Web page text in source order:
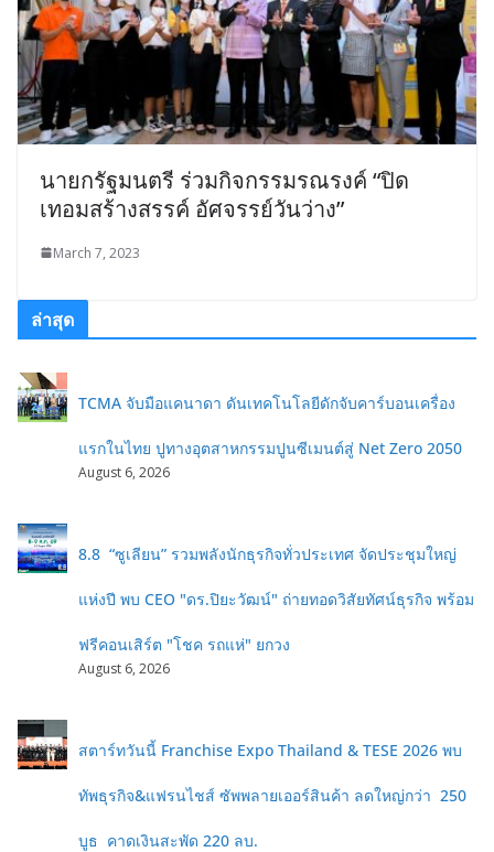
นายกรัฐมนตรี ร่วมกิจกรรมรณรงค์ “ปิด
เทอมสร้างสรรค์ อัศจรรย์วันว่าง”
March 7, 2023
ล่าสุด
TCMA จับมือแคนาดา ดันเทคโนโลยีดักจับคาร์บอนเครื่อง
แรกในไทย ปูทางอุตสาหกรรมปูนซีเมนต์สู่ Net Zero 2050
August 6, 2026
8.8 “ซูเลียน” รวมพลังนักธุรกิจทั่วประเทศ จัดประชุมใหญ่
แห่งปี พบ CEO "ดร.ปิยะวัฒน์" ถ่ายทอดวิสัยทัศน์ธุรกิจ พร้อม
ฟรีคอนเสิร์ต "โชค รถแห่" ยกวง
August 6, 2026
สตาร์ทวันนี้ Franchise Expo Thailand & TESE 2026 พบ
ทัพธุรกิจ&แฟรนไชส์ ซัพพลายเออร์สินค้า ลดใหญ่กว่า 250
บูธ คาดเงินสะพัด 220 ลบ.